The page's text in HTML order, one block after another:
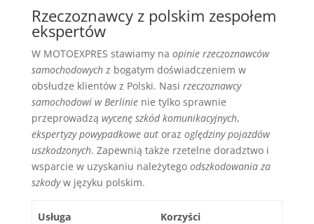
Rzeczoznawcy z polskim zespołem
ekspertów
W MOTOEXPRES stawiamy na opinie rzeczoznawców
samochodowychz bogatym doświadczeniem w
obsłudze klientów z Polski. Nasi rzeczoznawcy
samochodowi w Berlinienie tylko sprawnie
przeprowadzą wycenę szkód komunikacyjnych,
ekspertyzy powypadkowe autoraz oględziny pojazdów
uszkodzonych. Zapewnią także rzetelne doradztwo i
wsparcie w uzyskaniu należytego odszkodowania za
szkodyw języku polskim.
Usługa Korzyści